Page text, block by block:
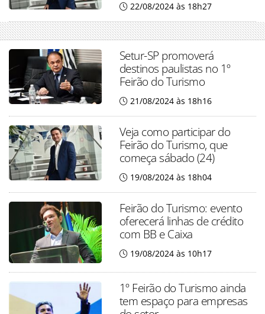
22/08/2024 às 18h27
Setur-SP promoverá
destinos paulistas no 1º
Feirão do Turismo
21/08/2024 às 18h16
Veja como participar do
Feirão do Turismo, que
começa sábado (24)
19/08/2024 às 18h04
Feirão do Turismo: evento
oferecerá linhas de crédito
com BB e Caixa
19/08/2024 às 10h17
1º Feirão do Turismo ainda
tem espaço para empresas